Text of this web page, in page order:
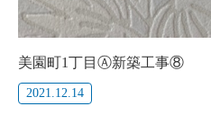
美園町1丁目Ⓐ新築工事⑧
2021.12.14